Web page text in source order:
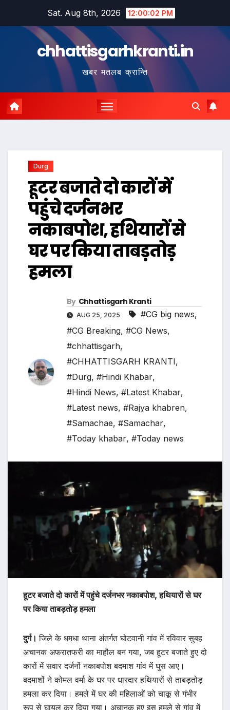
Sat. Aug 8th, 2026 12:00:03 PM
chhattisgarhkranti.in
खबर मतलब क्रान्ति
Durg
हूटर बजाते दो कारों में
पहुंचे दर्जनभर
नकाबपोश, हथियारों से
घर पर किया ताबड़तोड़
हमला
By Chhattisgarh Kranti
AUG 25, 2025 #CG big news,
#CG Breaking, #CG News,
#chhattisgarh,
#CHHATTISGARH KRANTI,
#Durg, #Hindi Khabar,
#Hindi News, #Latest Khabar,
#Latest news, #Rajya khabren,
#Samachae, #Samachar,
#Today khabar, #Today news
हूटर बजाते दो कारों में पहुंचे दर्जनभर नकाबपोश, हथियारों से घर
पर किया ताबड़तोड़ हमला
दुर्ग।जिले के धमधा थाना अंतर्गत घोटवानी गांव में रविवार सुबह
अचानक अफरातफरी का माहौल बन गया, जब हूटर बजाते हुए दो
कारों में सवार दर्जनों नकाबपोश बदमाश गांव में घुस आए।
बदमाशों ने कोमल वर्मा के घर पर धारदार हथियारों से ताबड़तोड़
हमला कर दिया। हमले में घर की महिलाओं को चाकू से गंभीर
रूप से घायल कर दिया गया। अचानक हुए इस हमले से गांव में